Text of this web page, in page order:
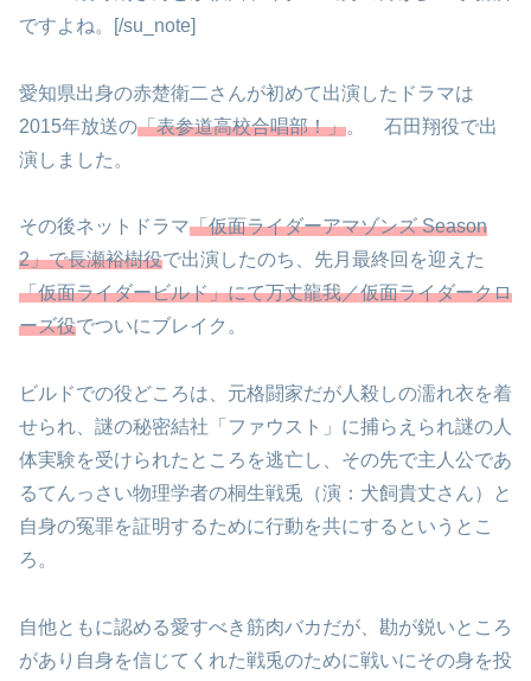
ですよね。[/su_note]
愛知県出身の赤楚衛二さんが初めて出演したドラマは
2015年放送の「表参道高校合唱部！」。 石田翔役で出
演しました。
その後ネットドラマ「仮面ライダーアマゾンズ Season
2」で長瀬裕樹役で出演したのち、先月最終回を迎えた
「仮面ライダービルド」にて万丈龍我／仮面ライダークロ
ーズ役でついにブレイク。
ビルドでの役どころは、元格闘家だが人殺しの濡れ衣を着
せられ、謎の秘密結社「ファウスト」に捕らえられ謎の人
体実験を受けられたところを逃亡し、その先で主人公であ
るてんっさい物理学者の桐生戦兎（演：犬飼貴丈さん）と
自身の冤罪を証明するために行動を共にするというとこ
ろ。
自他ともに認める愛すべき筋肉バカだが、勘が鋭いところ
があり自身を信じてくれた戦兎のために戦いにその身を投